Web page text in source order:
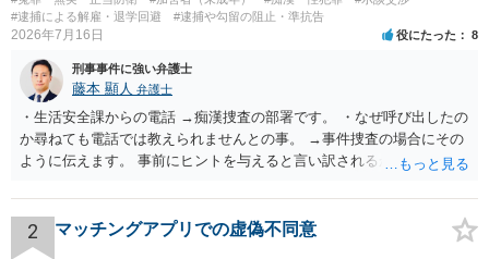
#逮捕による解雇・退学回避
#逮捕や勾留の阻止・準抗告
2026年7月16日 役にたった 8
刑事事件に強い弁護士
藤本 顯人 弁護士
・生活安全課からの電話 →痴漢捜査の部署です。 ・なぜ呼び出したの
か尋ねても電話では教えられませんとの事。 →事件捜査の場合にその
ように伝えます。 事前にヒントを与えると言い訳されるからです。 ・
たり →やはり痴漢として疑われているのでは。 そもそも痴漢をやって
ないのであれば、何も疑われる筋合いは無いわけですし狼狽える必要
はないですね。
2 マッチングアプリでの虚偽不同意